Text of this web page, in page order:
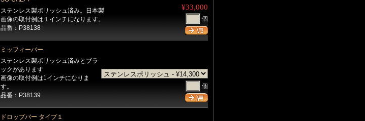
ステンレス製ポリッシュ済み。日本製
画像の取付例は１インチになります。
品番：P38138
¥33,000
個
ミッフィーバー
ステンレス製ポリッシュ済みとブラ
ックがあります
画像の取付例は1インチになりま
す。
品番：P38139
個
ドロップバー タイプ１